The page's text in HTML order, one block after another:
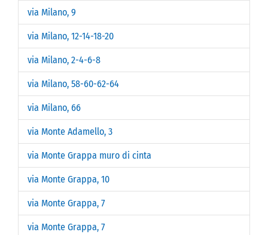
via Milano, 9
via Milano, 12-14-18-20
via Milano, 2-4-6-8
via Milano, 58-60-62-64
via Milano, 66
via Monte Adamello, 3
via Monte Grappa muro di cinta
via Monte Grappa, 10
via Monte Grappa, 7
via Monte Grappa, 7